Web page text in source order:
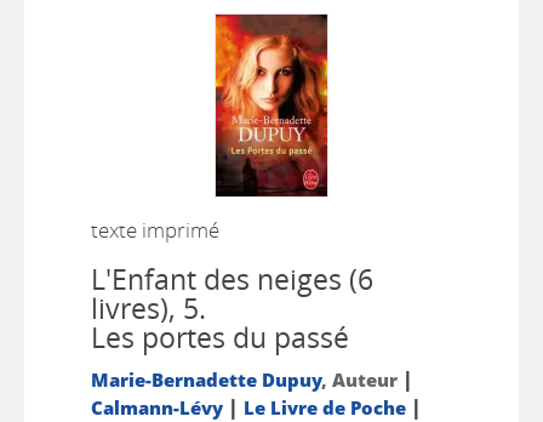
texte imprimé
L'Enfant des neiges (6
livres), 5.
Les portes du passé
Marie-Bernadette Dupuy, Auteur |
Calmann-Lévy| Le Livre de Poche|